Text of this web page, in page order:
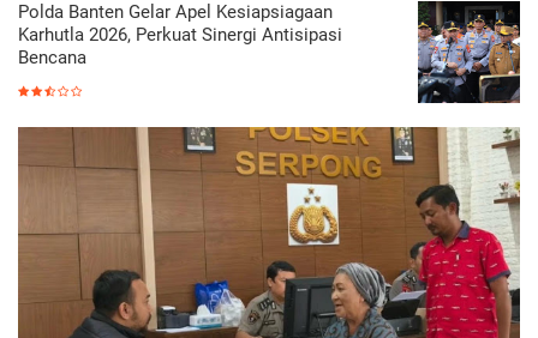
Polda Banten Gelar Apel Kesiapsiagaan
Karhutla 2026, Perkuat Sinergi Antisipasi
Bencana